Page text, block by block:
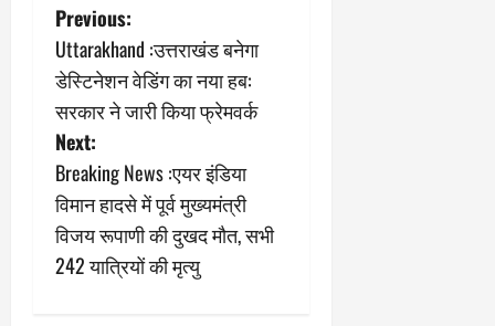
P
o
s
t
n
a
Previous:
Uttarakhand :उत्तराखंड बनेगा
डेस्टिनेशन वेडिंग का नया हब:
सरकार ने जारी किया फ्रेमवर्क
Next:
Breaking News :एयर इंडिया
विमान हादसे में पूर्व मुख्यमंत्री
विजय रूपाणी की दुखद मौत, सभी
242 यात्रियों की मृत्यु